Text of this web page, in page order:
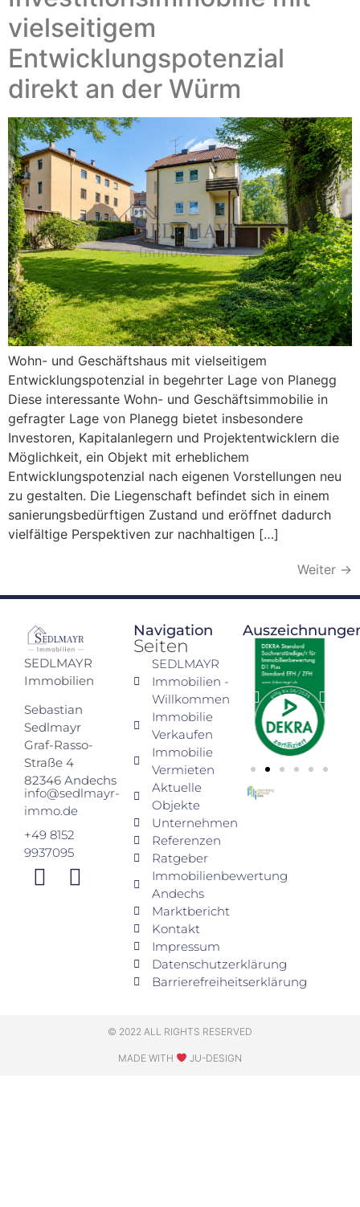
vielseitigem
Entwicklungspotenzial
direkt an der Würm
Wohn- und Geschäftshaus mit vielseitigem
Entwicklungspotenzial in begehrter Lage von Planegg
Diese interessante Wohn- und Geschäftsimmobilie in
gefragter Lage von Planegg bietet insbesondere
Investoren, Kapitalanlegern und Projektentwicklern die
Möglichkeit, ein Objekt mit erheblichem
Entwicklungspotenzial nach eigenen Vorstellungen neu
zu gestalten. Die Liegenschaft befindet sich in einem
sanierungsbedürftigen Zustand und eröffnet dadurch
vielfältige Perspektiven zur nachhaltigen […]
Weiter →
SEDLMAYR
Immobilien
Sebastian
Sedlmayr
Graf-Rasso-
Straße 4
82346 Andechs
info@sedlmayr-
immo.de
+49 8152
9937095
Navigation
Seiten
SEDLMAYR
Immobilien -
Willkommen
Immobilie
Verkaufen
Immobilie
Vermieten
Aktuelle
Objekte
Unternehmen
Referenzen
Ratgeber
Immobilienbewertung
Andechs
Marktbericht
Kontakt
Impressum
Datenschutzerklärung
Barrierefreiheitserklärung
© 2022 ALL RIGHTS RESERVED
MADE WITH JU-DESIGN